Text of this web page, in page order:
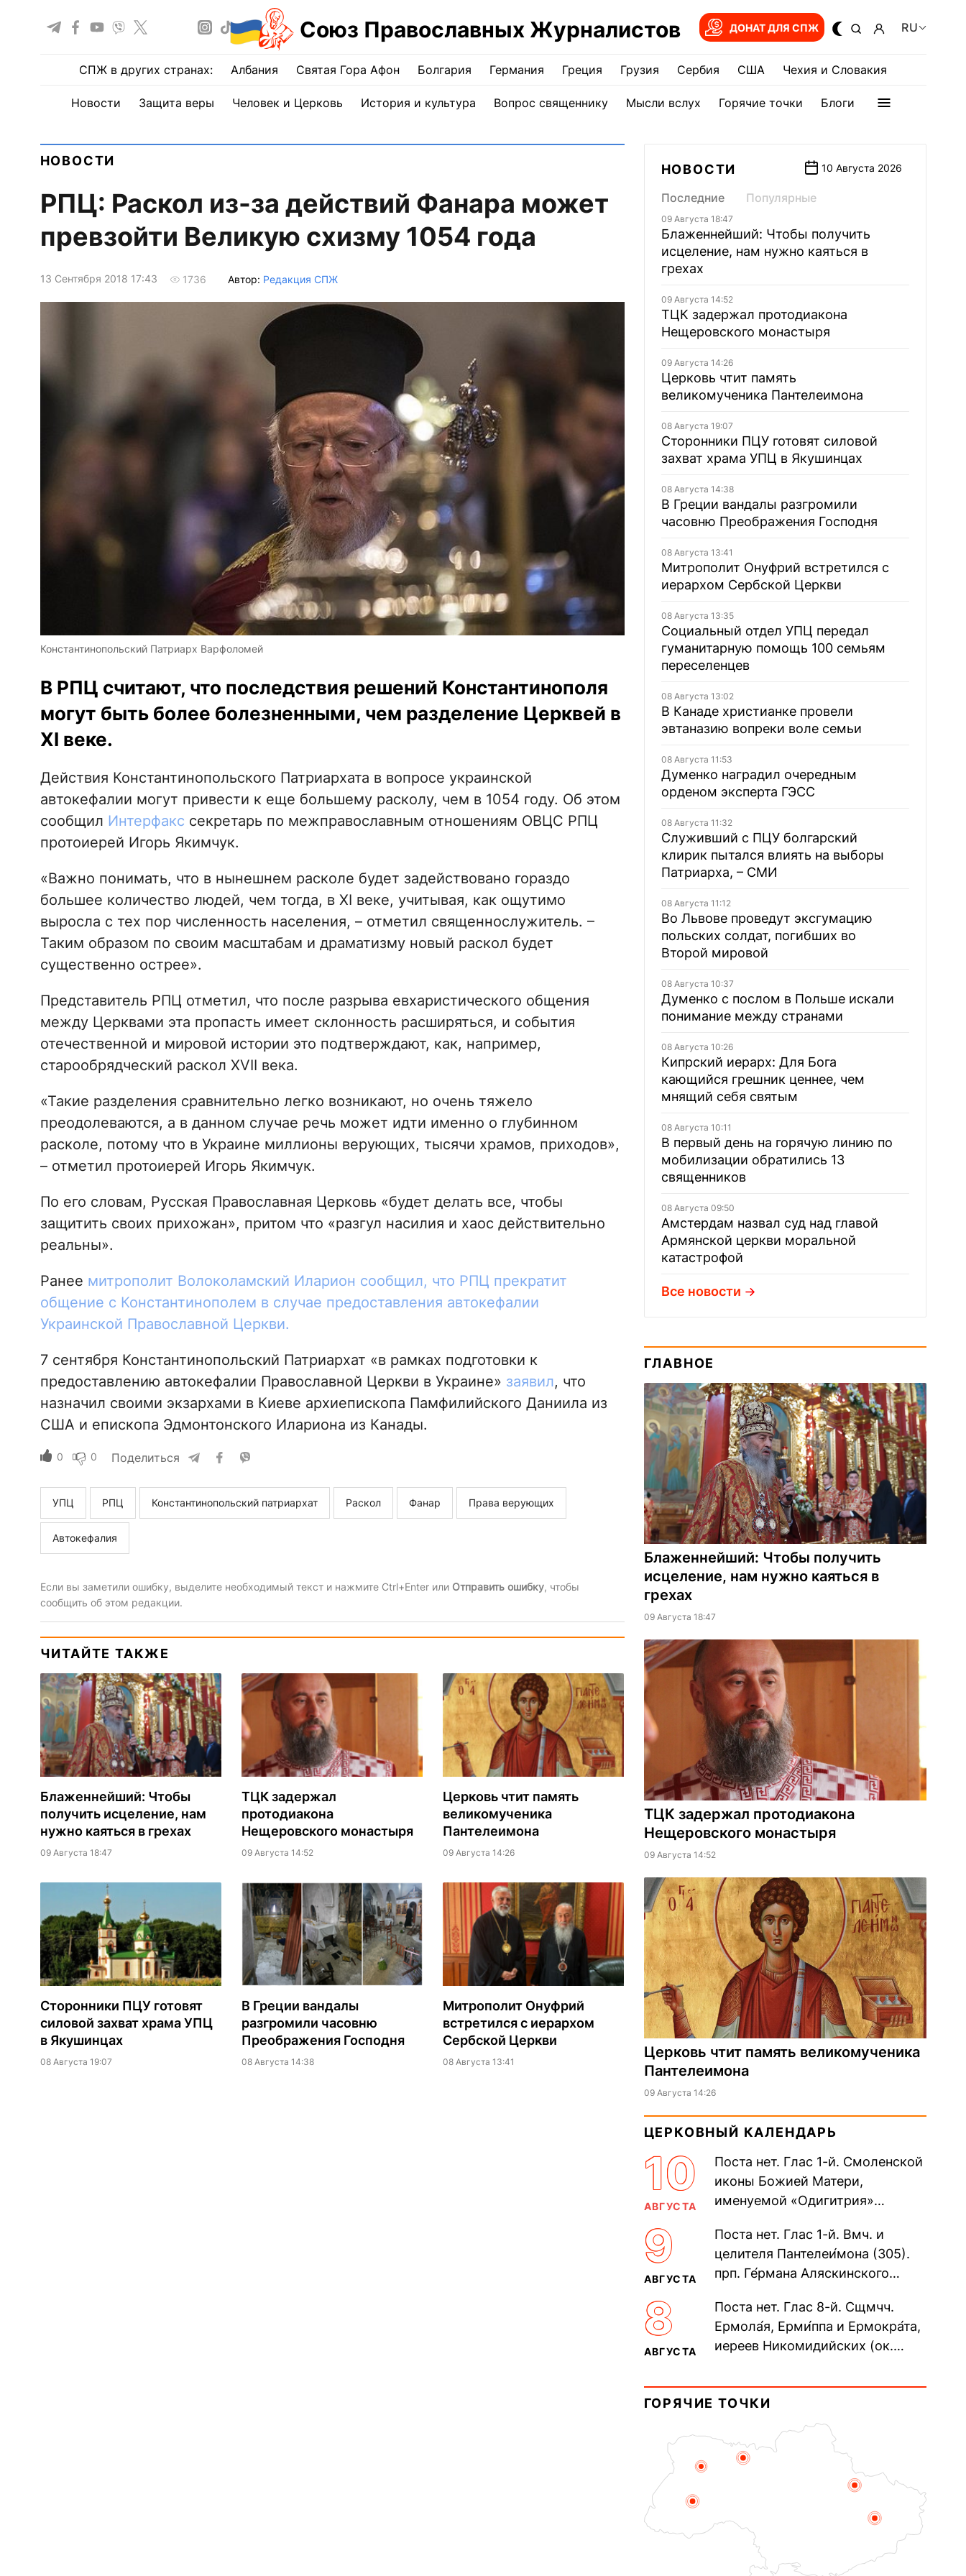
Союз Православных Журналистов ДОНАТ ДЛЯ СПЖ RU
СПЖ в других странах: Албания Святая Гора Афон Болгария Германия Греция Грузия Сербия США Чехия и Словакия
Новости Защита веры Человек и Церковь История и культура Вопрос священнику Мысли вслух Горячие точки Блоги
НОВОСТИ
РПЦ: Раскол из-за действий Фанара может
превзойти Великую схизму 1054 года
13 Сентября 2018 17:43 1736 Автор: Редакция СПЖ
Константинопольский Патриарх Варфоломей
В РПЦ считают, что последствия решений Константинополя
могут быть более болезненными, чем разделение Церквей в
XI веке.
Действия Константинопольского Патриархата в вопросе украинской
автокефалии могут привести к еще большему расколу, чем в 1054 году. Об этом
сообщил Интерфакс секретарь по межправославным отношениям ОВЦС РПЦ
протоиерей Игорь Якимчук.
«Важно понимать, что в нынешнем расколе будет задействовано гораздо
большее количество людей, чем тогда, в XI веке, учитывая, как ощутимо
выросла с тех пор численность населения, – отметил священнослужитель. –
Таким образом по своим масштабам и драматизму новый раскол будет
существенно острее».
Представитель РПЦ отметил, что после разрыва евхаристического общения
между Церквами эта пропасть имеет склонность расширяться, и события
отечественной и мировой истории это подтверждают, как, например,
старообрядческий раскол XVII века.
«Такие разделения сравнительно легко возникают, но очень тяжело
преодолеваются, а в данном случае речь может идти именно о глубинном
расколе, потому что в Украине миллионы верующих, тысячи храмов, приходов»,
– отметил протоиерей Игорь Якимчук.
По его словам, Русская Православная Церковь «будет делать все, чтобы
защитить своих прихожан», притом что «разгул насилия и хаос действительно
реальны».
Ранее митрополит Волоколамский Иларион сообщил, что РПЦ прекратит
общение с Константинополем в случае предоставления автокефалии
Украинской Православной Церкви.
7 сентября Константинопольский Патриархат «в рамках подготовки к
предоставлению автокефалии Православной Церкви в Украине» заявил, что
назначил своими экзархами в Киеве архиепископа Памфилийского Даниила из
США и епископа Эдмонтонского Илариона из Канады.
0 0 Поделиться
УПЦ РПЦ Константинопольский патриархат Раскол Фанар Права верующих
Автокефалия
Если вы заметили ошибку, выделите необходимый текст и нажмите Ctrl+Enter или Отправить ошибку, чтобы
сообщить об этом редакции.
ЧИТАЙТЕ ТАКЖЕ
Блаженнейший: Чтобы
получить исцеление, нам
нужно каяться в грехах
09 Августа 18:47
ТЦК задержал
протодиакона
Нещеровского монастыря
09 Августа 14:52
Церковь чтит память
великомученика
Пантелеимона
09 Августа 14:26
Сторонники ПЦУ готовят
силовой захват храма УПЦ
в Якушинцах
08 Августа 19:07
В Греции вандалы
разгромили часовню
Преображения Господня
08 Августа 14:38
Митрополит Онуфрий
встретился с иерархом
Сербской Церкви
08 Августа 13:41
НОВОСТИ 10 Августа 2026
Последние Популярные
09 Августа 18:47
Блаженнейший: Чтобы получить
исцеление, нам нужно каяться в
грехах
09 Августа 14:52
ТЦК задержал протодиакона
Нещеровского монастыря
09 Августа 14:26
Церковь чтит память
великомученика Пантелеимона
08 Августа 19:07
Сторонники ПЦУ готовят силовой
захват храма УПЦ в Якушинцах
08 Августа 14:38
В Греции вандалы разгромили
часовню Преображения Господня
08 Августа 13:41
Митрополит Онуфрий встретился с
иерархом Сербской Церкви
08 Августа 13:35
Социальный отдел УПЦ передал
гуманитарную помощь 100 семьям
переселенцев
08 Августа 13:02
В Канаде христианке провели
эвтаназию вопреки воле семьи
08 Августа 11:53
Думенко наградил очередным
орденом эксперта ГЭСС
08 Августа 11:32
Служивший с ПЦУ болгарский
клирик пытался влиять на выборы
Патриарха, – СМИ
08 Августа 11:12
Во Львове проведут эксгумацию
польских солдат, погибших во
Второй мировой
08 Августа 10:37
Думенко с послом в Польше искали
понимание между странами
08 Августа 10:26
Кипрский иерарх: Для Бога
кающийся грешник ценнее, чем
мнящий себя святым
08 Августа 10:11
В первый день на горячую линию по
мобилизации обратились 13
священников
08 Августа 09:50
Амстердам назвал суд над главой
Армянской церкви моральной
катастрофой
Все новости
ГЛАВНОЕ
Блаженнейший: Чтобы получить
исцеление, нам нужно каяться в
грехах
09 Августа 18:47
ТЦК задержал протодиакона
Нещеровского монастыря
09 Августа 14:52
Церковь чтит память великомученика
Пантелеимона
09 Августа 14:26
ЦЕРКОВНЫЙ КАЛЕНДАРЬ
10
АВГУСТА
Поста нет. Глас 1-й. Смоленской
иконы Божией Матери,
именуемой «Одигитрия»
из Царьграда в 1046 г.). апп. от
70-ти...
9
АВГУСТА
Поста нет. Глас 1-й. Вмч. и
целителя Пантелеи́мона (305).
прп. Ге́рмана Аляскинского
Николая Кочанова, Христа
ради...
8
АВГУСТА
Поста нет. Глас 8-й. Сщмчч.
Ермола́я, Ерми́ппа и Ермокра́та,
иереев Никомидийских (ок.
Печерского, в Ближних
пещерах...
ГОРЯЧИЕ ТОЧКИ